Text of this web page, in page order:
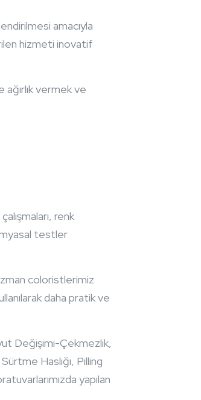
amacıyla
hizmeti inovatif
ağırlık vermek ve
renk
testler
coloristlerimiz
daha pratik ve
Değişimi-Çekmezlik,
Haslığı, Pilling
yapılan